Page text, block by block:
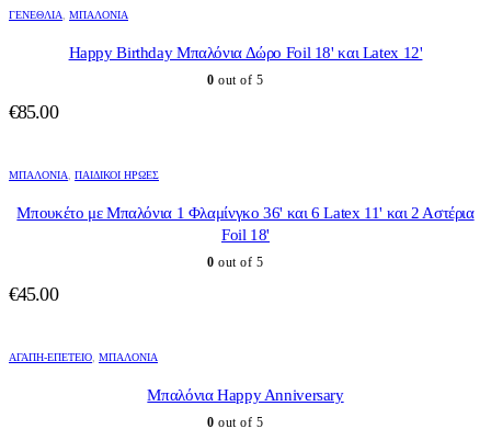
ΓΕΝΈΘΛΙΑ ΜΠΑΛΌΝΙΑ
Happy Birthday Μπαλόνια Δώρο Foil 18' και Latex 12'
0 out of 5
€85.00
ΜΠΑΛΌΝΙΑ ΠΑΙΔΙΚΟΊ ΉΡΩΕΣ
Μπουκέτο με Μπαλόνια 1 Φλαμίνγκο 36' και 6 Latex 11' και 2 Αστέρια
Foil 18'
0 out of 5
€45.00
ΑΓΆΠΗ-ΕΠΈΤΕΙΟ ΜΠΑΛΌΝΙΑ
Μπαλόνια Happy Anniversary
0 out of 5